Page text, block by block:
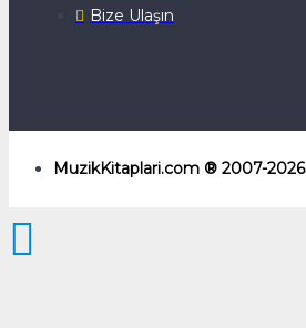
Bize Ulaşın
MuzikKitaplari.com ® 2007-2026